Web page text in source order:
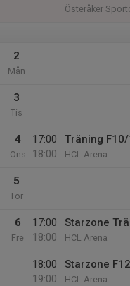
Österåker
2
Mån
3
Tis
4
Ons
17:00
18:00
Träning
HCL Arena
5
Tor
6
Fre
17:00
18:00
Starzone
HCL Arena
18:00
19:00
Starzone F12
HCL Arena